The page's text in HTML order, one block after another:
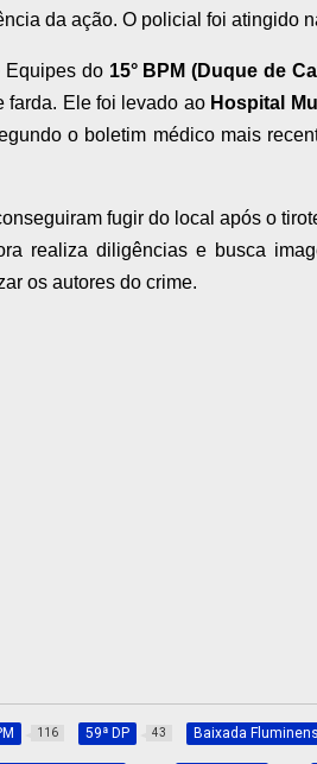
da ação. O policial foi atingido
Equipes do 15° BPM (Duque de
farda. Ele foi levado ao Hospital
o boletim médico mais
fugir do local após o
realiza diligências e busca
os autores do crime.
116 59ª DP 43 Baixada